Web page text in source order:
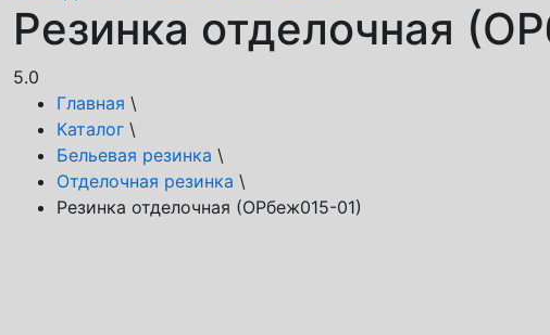
Резинка отделочная
5.0
Главная \
Каталог \
Бельевая резинка \
Отделочная резинка \
Резинка отделочная (ОРбеж015-01)